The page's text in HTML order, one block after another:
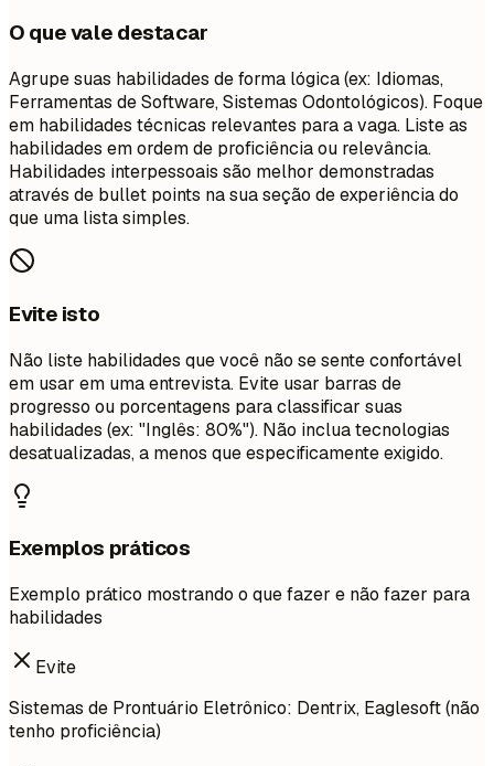
O que vale destacar
Agrupe suas habilidades de forma lógica (ex: Idiomas,
Ferramentas de Software, Sistemas Odontológicos). Foque
em habilidades técnicas relevantes para a vaga. Liste as
habilidades em ordem de proficiência ou relevância.
Habilidades interpessoais são melhor demonstradas
através de bullet points na sua seção de experiência do
que uma lista simples.
Evite isto
Não liste habilidades que você não se sente confortável
em usar em uma entrevista. Evite usar barras de
progresso ou porcentagens para classificar suas
habilidades (ex: "Inglês: 80%"). Não inclua tecnologias
desatualizadas, a menos que especificamente exigido.
Exemplos práticos
Exemplo prático mostrando o que fazer e não fazer para
habilidades
Evite
Sistemas de Prontuário Eletrônico: Dentrix, Eaglesoft (não
tenho proficiência)